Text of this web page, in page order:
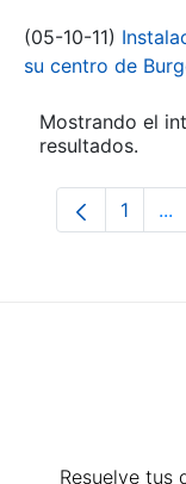
(05-10-11)
su centro de
Mostrando el
resultados.
Página
1 ...
Resuelve tus